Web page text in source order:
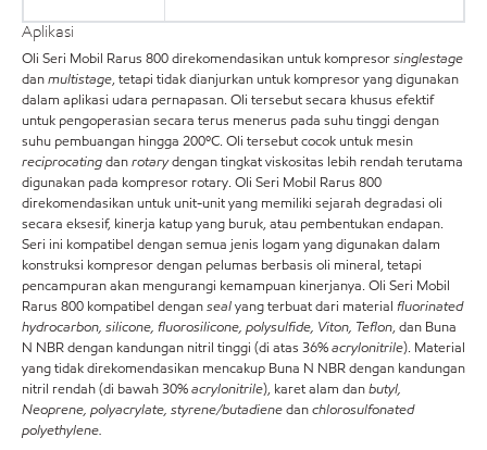
Aplikasi
Oli Seri Mobil Rarus 800 direkomendasikan untuk kompresorsinglestage
danmultistage, tetapi tidak dianjurkan untuk kompresor yang digunakan
dalam aplikasi udara pernapasan. Oli tersebut secara khusus efektif
untuk pengoperasian secara terus menerus pada suhu tinggi dengan
suhu pembuangan hingga 200ºC. Oli tersebut cocok untuk mesin
reciprocatingdanrotarydengan tingkat viskositas lebih rendah terutama
digunakan pada kompresor rotary. Oli Seri Mobil Rarus 800
direkomendasikan untuk unit-unit yang memiliki sejarah degradasi oli
secara eksesif, kinerja katup yang buruk, atau pembentukan endapan.
Seri ini kompatibel dengan semua jenis logam yang digunakan dalam
konstruksi kompresor dengan pelumas berbasis oli mineral, tetapi
pencampuran akan mengurangi kemampuan kinerjanya. Oli Seri Mobil
Rarus 800 kompatibel dengansealyang terbuat dari material fluorinated
hydrocarbon, silicone, fluorosilicone, polysulfide, Viton, Teflon, dan Buna
N NBR dengan kandungan nitril tinggi (di atas 36%acrylonitrile). Material
yang tidak direkomendasikan mencakup Buna N NBR dengan kandungan
nitril rendah (di bawah 30%acrylonitrile), karet alam danbutyl,
Neoprene, polyacrylate, styrene/butadienedanchlorosulfonated
polyethylene.